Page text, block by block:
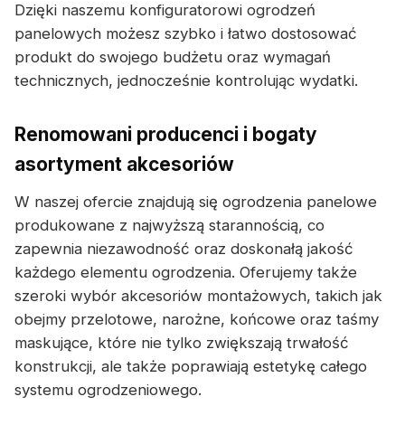
Dzięki naszemu konfiguratorowi ogrodzeń
panelowych możesz szybko i łatwo dostosować
produkt do swojego budżetu oraz wymagań
technicznych, jednocześnie kontrolując wydatki.
Renomowani producenci i bogaty
asortyment akcesoriów
W naszej ofercie znajdują się ogrodzenia panelowe
produkowane z najwyższą starannością, co
zapewnia niezawodność oraz doskonałą jakość
każdego elementu ogrodzenia. Oferujemy także
szeroki wybór akcesoriów montażowych, takich jak
obejmy przelotowe, narożne, końcowe oraz taśmy
maskujące, które nie tylko zwiększają trwałość
konstrukcji, ale także poprawiają estetykę całego
systemu ogrodzeniowego.